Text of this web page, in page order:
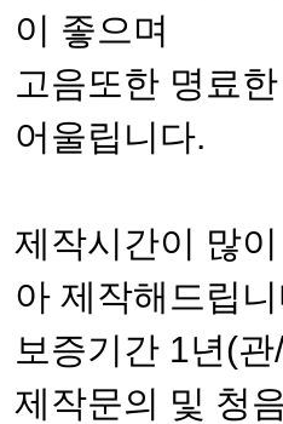
이 좋으며
고음또한 명료
어울립니다.
제작시간이 많
아 제작해드립
보증기간 1년(
제작문의 및 청